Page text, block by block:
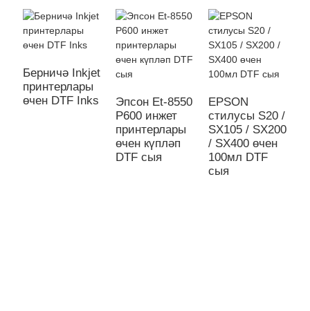
Берничә Inkjet
принтерлары
өчен DTF Inks
Эпсон Et-8550
P600 инжет
принтерлары
өчен күпләп
DTF сыя
EPSON
стилусы S20 /
SX105 / SX200
/ SX400 өчен
100мл DTF
сыя